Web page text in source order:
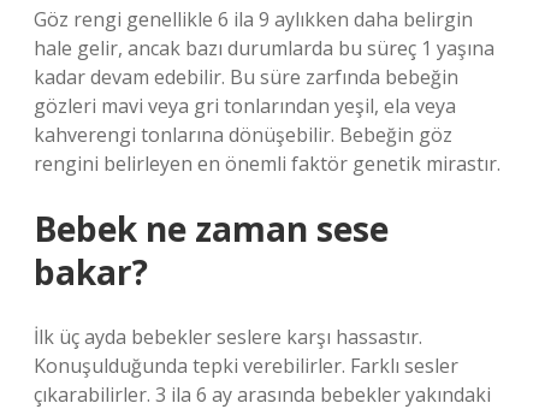
Göz rengi genellikle 6 ila 9 aylıkken daha belirgin
hale gelir, ancak bazı durumlarda bu süreç 1 yaşına
kadar devam edebilir. Bu süre zarfında bebeğin
gözleri mavi veya gri tonlarından yeşil, ela veya
kahverengi tonlarına dönüşebilir. Bebeğin göz
rengini belirleyen en önemli faktör genetik mirastır.
Bebek ne zaman sese
bakar?
İlk üç ayda bebekler seslere karşı hassastır.
Konuşulduğunda tepki verebilirler. Farklı sesler
çıkarabilirler. 3 ila 6 ay arasında bebekler yakındaki